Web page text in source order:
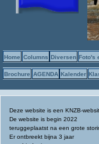
Home Columns Diversen Foto's
Brochure AGENDA Kalender
Deze website is een KNZB-
De website is begin 2022
teruggeplaatst na een grote
Er ontbreekt bijna 3 jaar